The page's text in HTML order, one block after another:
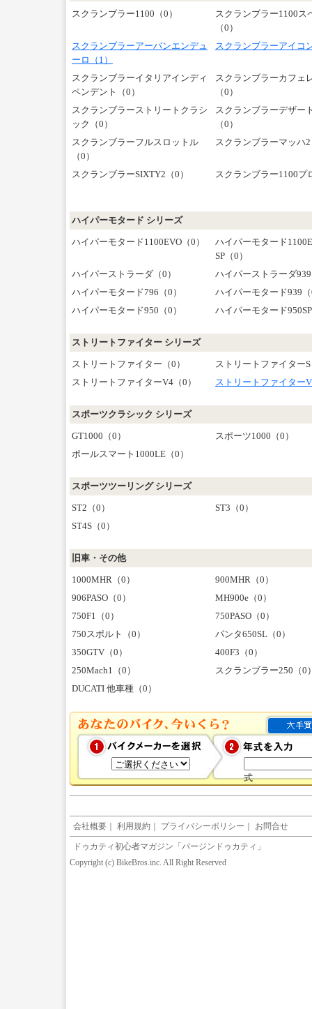
スクランブラー1100（0）
スクランブラー1100ス
（0）
スクランブラーアーバンエンデュ
ーロ（1）
スクランブラーアイコ
スクランブラーイタリアインディ
ペンデント（0）
スクランブラーカフェ
（0）
スクランブラーストリートクラシ
ック（0）
スクランブラーデザー
（0）
スクランブラーフルスロットル
（0）
スクランブラーマッハ
スクランブラーSIXTY2（0） スクランブラー1100プ
ハイパーモタード シリーズ
ハイパーモタード1100EVO（0）
ハイパーモタード
SP（0）
ハイパーストラーダ（0）
ハイパーストラーダ
ハイパーモタード796（0）
ハイパーモタード939
ハイパーモタード950（0）
ハイパーモタード
ストリートファイター シリーズ
ストリートファイター（0）
ストリートファイター
ストリートファイターV4（0）
ストリートファイター
スポーツクラシック シリーズ
GT1000（0）
スポーツ1000（0）
ポールスマート1000LE（0）
スポーツツーリング シリーズ
ST2（0）
ST3（0）
ST4S（0）
旧車・その他
1000MHR（0）
900MHR（0）
906PASO（0）
MH900e（0）
750F1（0）
750PASO（0）
750スポルト（0）
パンタ650SL（0）
350GTV（0）
400F3（0）
250Mach1（0）
スクランブラー250（0
DUCATI 他車種（0）
式
会社概要 ｜ 利用規約 ｜ プライバシーポリシー ｜ お問合せ
ドゥカティ初心者マガジン「バージンドゥカティ」
Copyright (c) BikeBros.inc. All Right Reserved